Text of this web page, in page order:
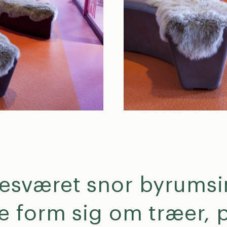
venligst om din henvendelse handler om legepladser eller
snor
form sig om træer,